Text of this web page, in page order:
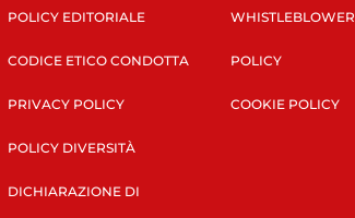
POLICY EDITORIALE
CODICE ETICO CONDOTTA
PRIVACY POLICY
POLICY DIVERSITÀ
DICHIARAZIONE DI
WHISTLEBLOWER
POLICY
COOKIE POLICY